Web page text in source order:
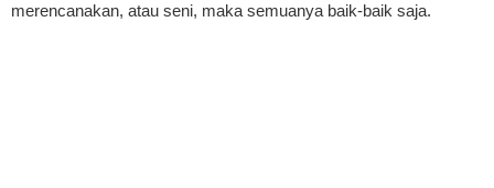
merencanakan, atau seni, maka semuanya baik-baik saja.